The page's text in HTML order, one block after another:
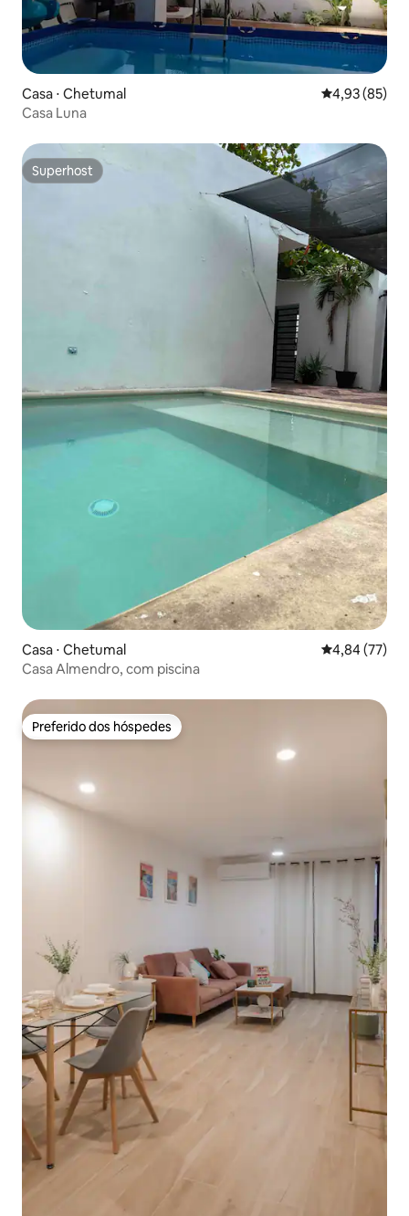
Casa ⋅ Chetumal 4,93 de uma
4,93 (85)
Casa Luna
Superhost
Superhost
Casa ⋅ Chetumal 4,84 de uma
4,84 (77)
Casa Almendro, com piscina
Preferido dos hóspedes
Preferido dos hóspedes